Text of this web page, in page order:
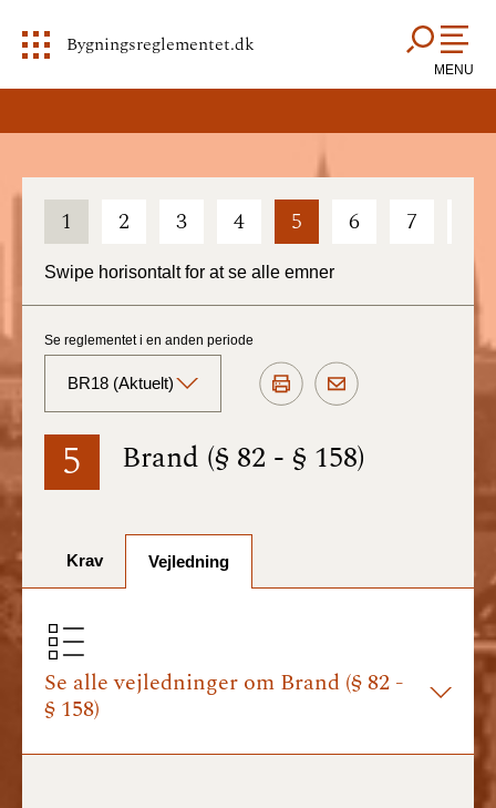
Bygningsreglementet.dk
MENU
1 2 3 4 5 6 7
Swipe horisontalt for at se alle emner
5 Brand (§ 82 - § 158)
Se reglementet i en anden periode
BR18 (Aktuelt)
BR18 (Aktuelt)
BR18 (1/1-30/6
BR18 (1/7- 31/12
2024)
2024)
Krav Vejledning
Se alle vejledninger om Brand (§ 82 -
§ 158)